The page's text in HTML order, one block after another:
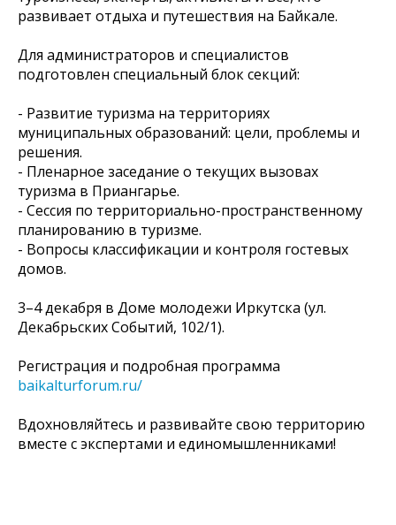
развивает отдыха и путешествия на Байкале.
Для администраторов и специалистов
подготовлен специальный блок секций:
- Развитие туризма на территориях
муниципальных образований: цели, проблемы и
решения.
- Пленарное заседание о текущих вызовах
туризма в Приангарье.
- Сессия по территориально-пространственному
планированию в туризме.
- Вопросы классификации и контроля гостевых
домов.
3–4 декабря в Доме молодежи Иркутска (ул.
Декабрьских Событий, 102/1).
Регистрация и подробная программа
baikalturforum.ru/
Вдохновляйтесь и развивайте свою территорию
вместе с экспертами и единомышленниками!